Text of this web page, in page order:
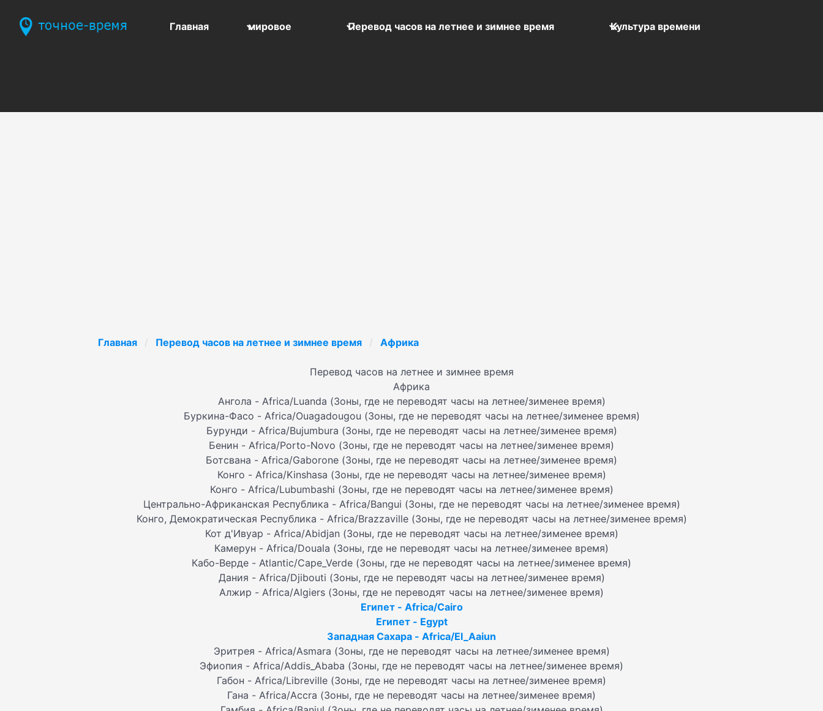
Главная мировое Перевод часов на летнее и зимнее время Культура времени
Главная Перевод часов на летнее и зимнее время Африка
Перевод часов на летнее и зимнее время
Африка
Ангола - Africa/Luanda (Зоны, где не переводят часы на летнее/зименее время)
Буркина-Фасо - Africa/Ouagadougou (Зоны, где не переводят часы на летнее/зименее время)
Бурунди - Africa/Bujumbura (Зоны, где не переводят часы на летнее/зименее время)
Бенин - Africa/Porto-Novo (Зоны, где не переводят часы на летнее/зименее время)
Ботсвана - Africa/Gaborone (Зоны, где не переводят часы на летнее/зименее время)
Конго - Africa/Kinshasa (Зоны, где не переводят часы на летнее/зименее время)
Конго - Africa/Lubumbashi (Зоны, где не переводят часы на летнее/зименее время)
Центрально-Африканская Республика - Africa/Bangui (Зоны, где не переводят часы на летнее/зименее время)
Конго, Демократическая Республика - Africa/Brazzaville (Зоны, где не переводят часы на летнее/зименее время)
Кот д'Ивуар - Africa/Abidjan (Зоны, где не переводят часы на летнее/зименее время)
Камерун - Africa/Douala (Зоны, где не переводят часы на летнее/зименее время)
Кабо-Верде - Atlantic/Cape_Verde (Зоны, где не переводят часы на летнее/зименее время)
Дания - Africa/Djibouti (Зоны, где не переводят часы на летнее/зименее время)
Алжир - Africa/Algiers (Зоны, где не переводят часы на летнее/зименее время)
Египет - Africa/Cairo
Египет - Egypt
Западная Сахара - Africa/El_Aaiun
Эритрея - Africa/Asmara (Зоны, где не переводят часы на летнее/зименее время)
Эфиопия - Africa/Addis_Ababa (Зоны, где не переводят часы на летнее/зименее время)
Габон - Africa/Libreville (Зоны, где не переводят часы на летнее/зименее время)
Гана - Africa/Accra (Зоны, где не переводят часы на летнее/зименее время)